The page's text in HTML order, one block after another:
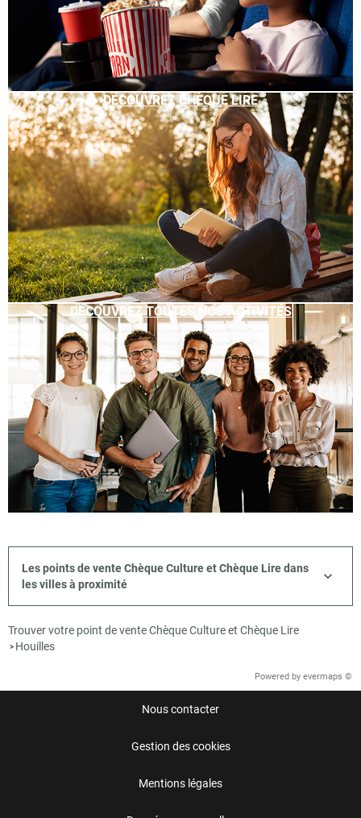
DÉCOUVREZ CHÈQUE LIRE
DÉCOUVREZ TOUTES NOS ACTIVITÉS
Les points de vente Chèque Culture et Chèque Lire dans
les villes à proximité
Trouver votre point de vente Chèque Culture et Chèque Lire
> Houilles
Powered by evermaps ©
Nous contacter
Gestion des cookies
Mentions légales